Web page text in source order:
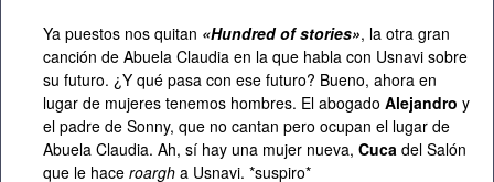
Ya puestos nos quitan «Hundred of stories», la otra gran
canción de Abuela Claudia en la que habla con Usnavi sobre
su futuro. ¿Y qué pasa con ese futuro? Bueno, ahora en
lugar de mujeres tenemos hombres. El abogado Alejandro y
el padre de Sonny, que no cantan pero ocupan el lugar de
Abuela Claudia. Ah, sí hay una mujer nueva, Cuca del Salón
que le hace roargh a Usnavi. *suspiro*